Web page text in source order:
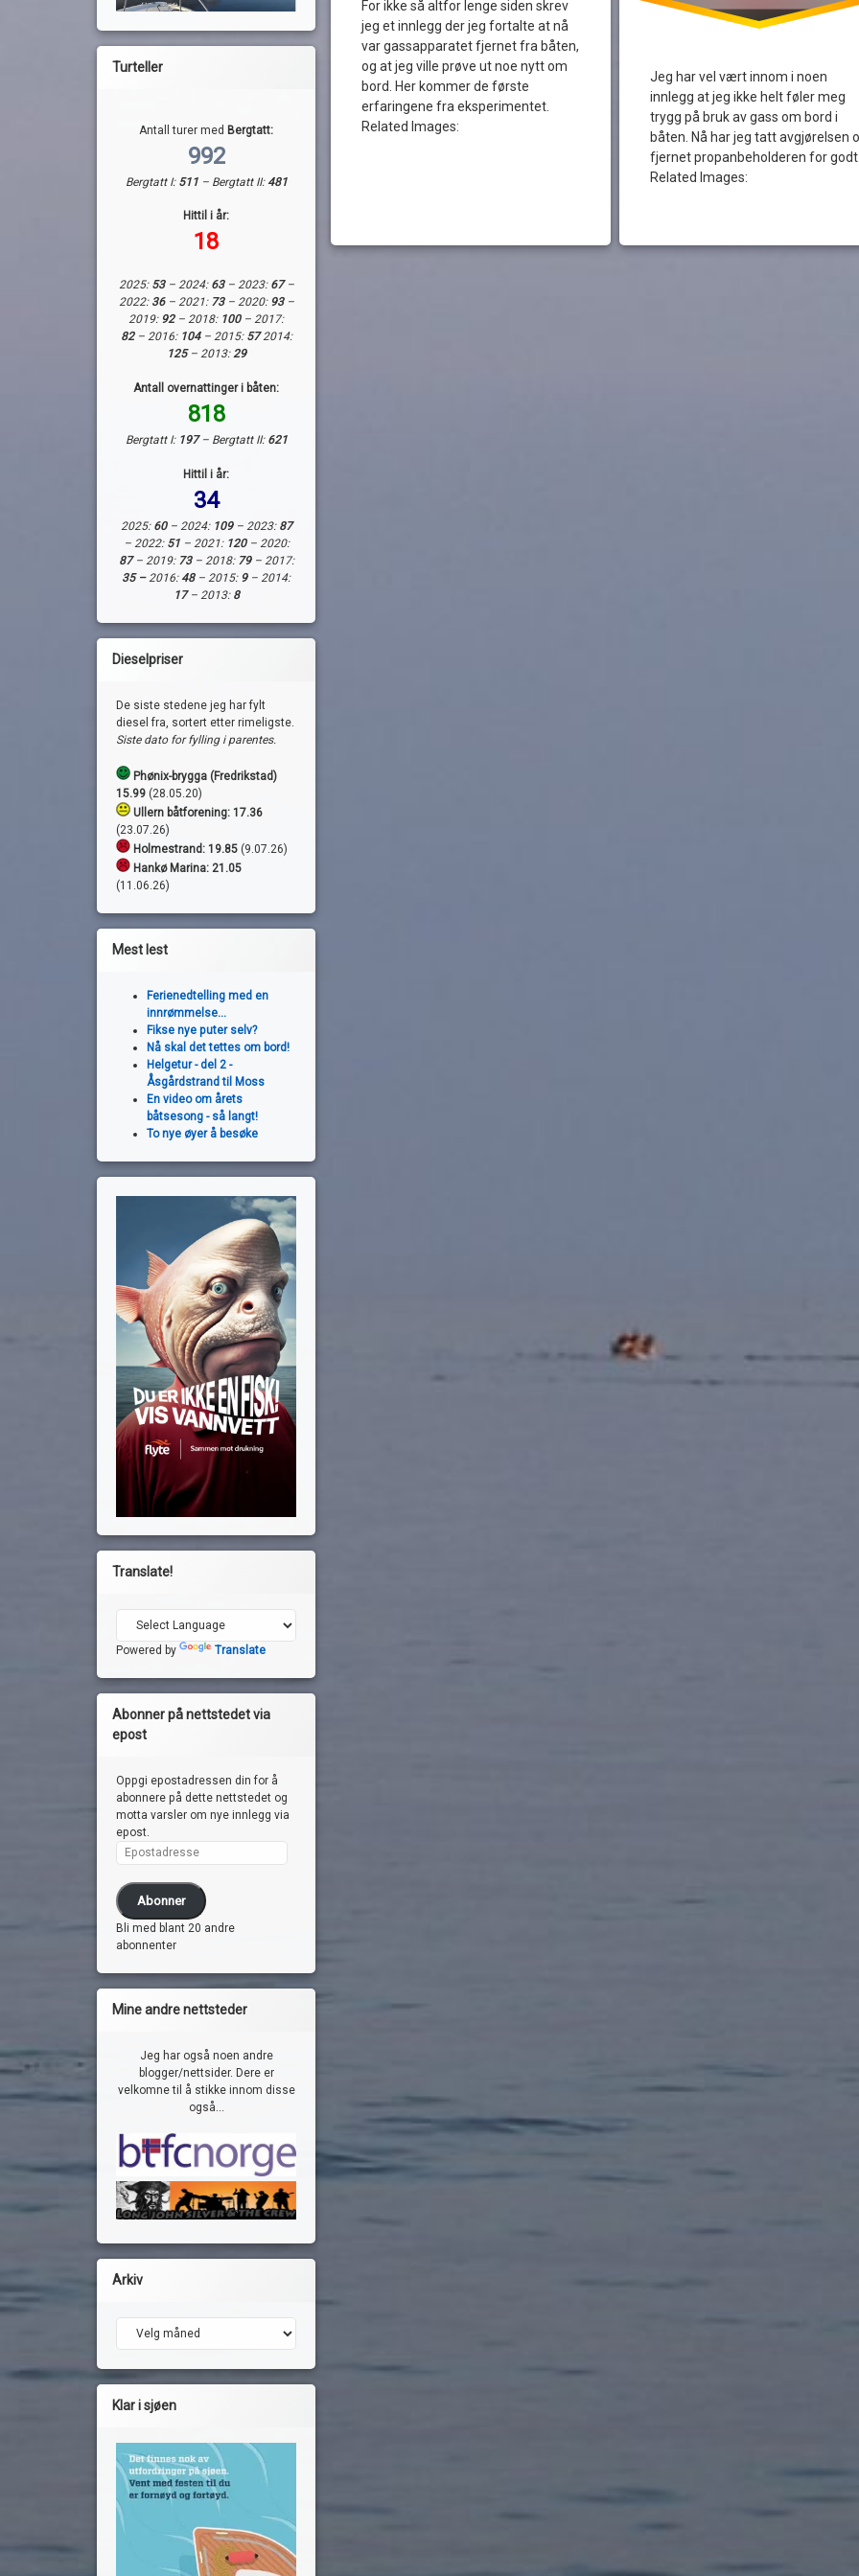
For ikke så altfor lenge siden skrev
jeg et innlegg der jeg fortalte at nå
var gassapparatet fjernet fra båten,
og at jeg ville prøve ut noe nytt om
bord. Her kommer de første
erfaringene fra eksperimentet.
Related Images:
Jeg har vel vært innom i noen
innlegg at jeg ikke helt føler meg
trygg på bruk av gass om bord i
båten. Nå har jeg tatt avgjørelsen
fjernet propanbeholderen for
Related Images:
Turteller
Antall turer med Bergtatt:
992
Bergtatt I: 511 – Bergtatt II:481
Hittil i år:
18
2025: 53– 2024:63– 2023: 67–
2022: 36– 2021: 73– 2020: 93–
2019: 92– 2018: 100 – 2017:
82– 2016: 104– 2015: 572014:
125– 2013:29
Antall overnattinger i båten:
818
Bergtatt I: 197– Bergtatt II: 621
Hittil i år:
34
2025: 60– 2024: 109– 2023: 87
– 2022: 51– 2021: 120– 2020:
87– 2019: 73– 2018: 79– 2017:
35 –2016:48– 2015: 9 – 2014:
17– 2013: 8
Dieselpriser
De siste stedene jeg har fylt
diesel fra, sortert etter rimeligste.
Siste dato for fylling i parentes.
Phønix-brygga (Fredrikstad)
15.99 (28.05.20)
Ullern båtforening: 17.36
(23.07.26)
Holmestrand: 19.85(9.07.26)
Hankø Marina: 21.05
(11.06.26)
Mest lest
Ferienedtelling med en
innrømmelse...
Fikse nye puter selv?
Nå skal det tettes om bord!
Helgetur - del 2 -
Åsgårdstrand til Moss
En video om årets
båtsesong - så langt!
To nye øyer å besøke
Translate!
Powered by Translate
Abonner på nettstedet via
epost
Oppgi epostadressen din for å
abonnere på dette nettstedet og
motta varsler om nye innlegg via
epost.
Epostadresse
Abonner
Bli med blant 20 andre
abonnenter
Mine andre nettsteder
Jeg har også noen andre
blogger/nettsider. Dere er
velkomne til å stikke innom disse
også...
Arkiv
Arkiv
Klar i sjøen